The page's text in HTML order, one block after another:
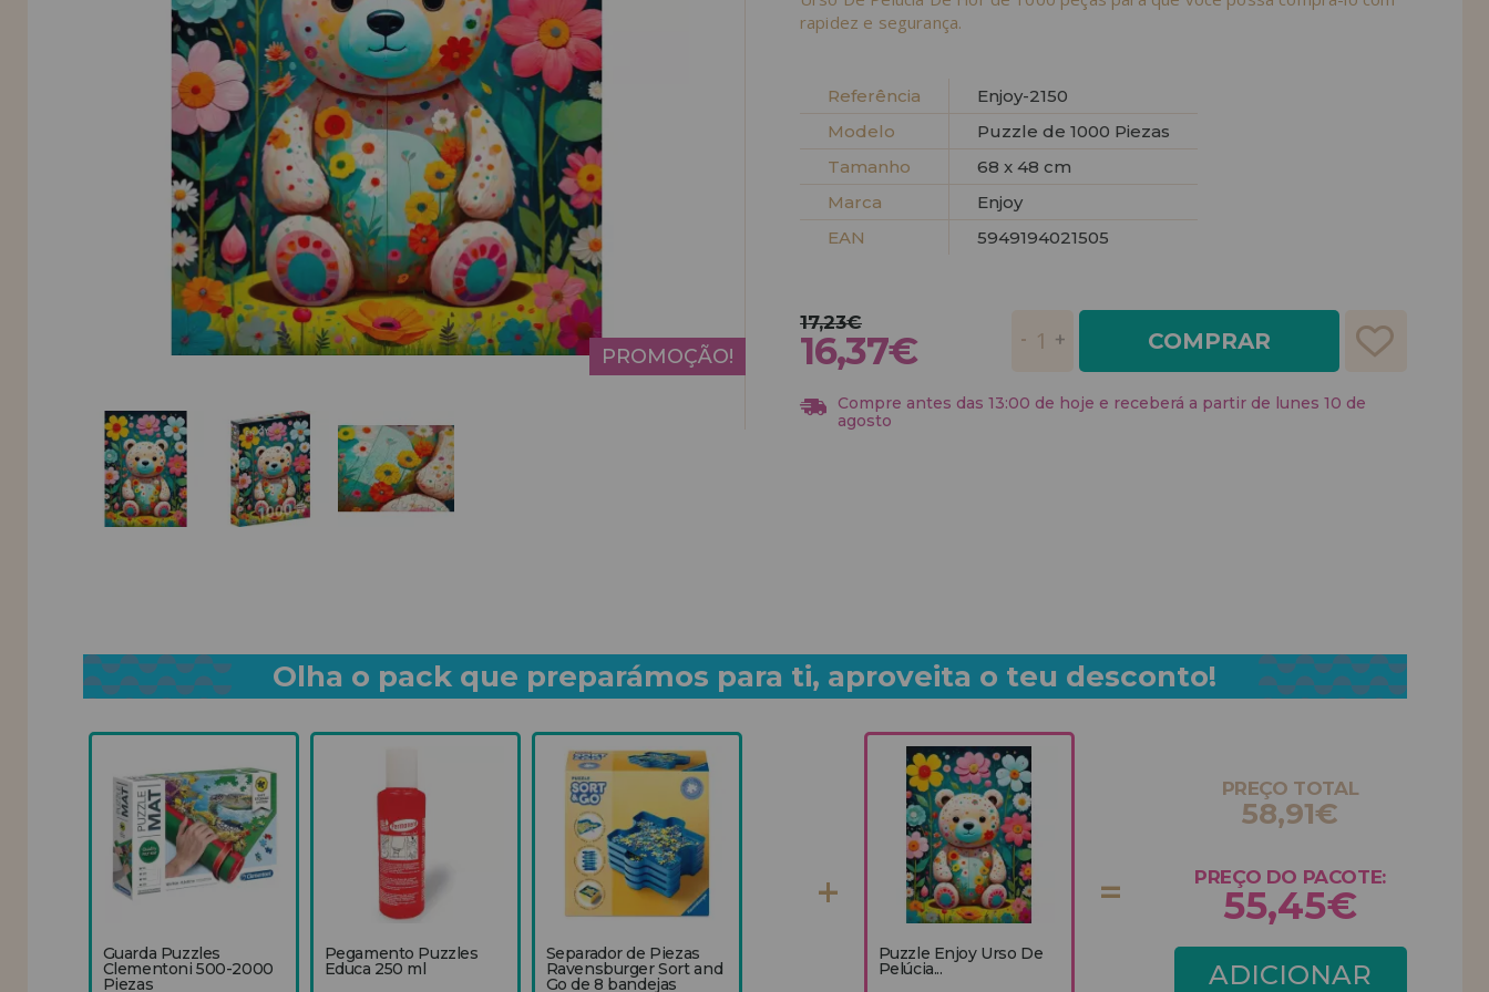
LIQUIDAÇÕES
EM FORMAÇÃO
info@casadopuzzle.pt
rapidez e segurança.
Referência
Enjoy-2150
Modelo
Puzzle de 1000 Piezas
Tamanho
68 x 48 cm
Marca
Enjoy
EAN
5949194021505
PROMOÇÃO!
17,23€
16,37€ COMPRAR
Compre antes das 13:00 de hoje e receberá a partir de lunes 10 de
agosto
Olha o pack que preparámos para ti, aproveita o teu desconto!
Guarda Puzzles
Clementoni 500-2000
Piezas
Pegamento Puzzles
Educa 250 ml
Separador de Piezas
Ravensburger Sort and
Go de 8 bandejas
Puzzle Enjoy Urso De
Pelúcia...
PREÇO TOTAL
58,91€
PREÇO DO PACOTE:
55,45€
ADICIONAR